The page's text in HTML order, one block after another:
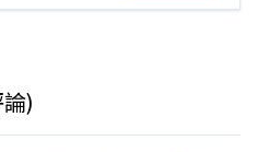
)